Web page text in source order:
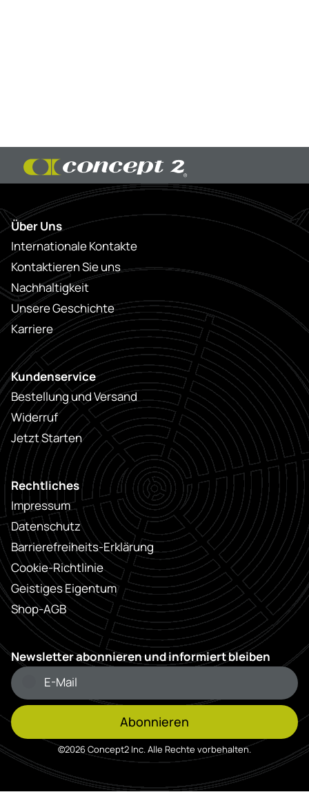
Über Uns
Internationale Kontakte
Kontaktieren Sie uns
Nachhaltigkeit
Unsere Geschichte
Karriere
Kundenservice
Bestellung und Versand
Widerruf
Jetzt Starten
Rechtliches
Impressum
Datenschutz
Barrierefreiheits-Erklärung
Cookie-Richtlinie
Geistiges Eigentum
Shop-AGB
Newsletter abonnieren und informiert bleiben
Abonnieren
©2026 Concept2 Inc. Alle Rechte vorbehalten.